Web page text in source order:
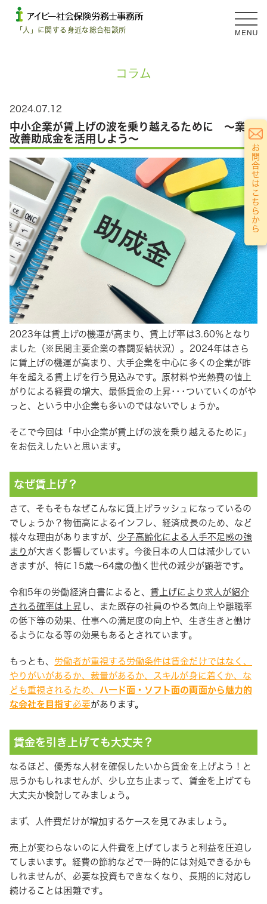
「人」に関する身近な総合相談所
お問合せはこちらから
コラム
2024.07.12
中小企業が賃上げの波を乗り越えるために ～業務
改善助成金を活用しよう～
2023年は賃上げの機運が高まり、賃上げ率は3.60％となり
ました（※民間主要企業の春闘妥結状況）。2024年はさら
に賃上げの機運が高まり、大手企業を中心に多くの企業が昨
年を超える賃上げを行う見込みです。原材料や光熱費の値上
がりによる経費の増大、最低賃金の上昇･･･ついていくのがや
っと、という中小企業も多いのではないでしょうか。
そこで今回は「中小企業が賃上げの波を乗り越えるために」
をお伝えしたいと思います。
なぜ賃上げ？
さて、そもそもなぜこんなに賃上げラッシュになっているの
でしょうか？物価高によるインフレ、経済成長のため、など
様々な理由がありますが、 少子高齢化による人手不足感の強
まり が大きく影響しています。今後日本の人口は減少してい
きますが、特に15歳～64歳の働く世代の減少が顕著です。
令和5年の労働経済白書によると、賃上げにより求人が紹介
される確率は上昇し、また既存の社員のやる気向上や離職率
の低下等の効果、仕事への満足度の向上や、生き生きと働け
るようになる等の効果もあるとされています。
もっとも、 労働者が重視する労働条件は賃金だけではなく、
やりがいがあるか、裁量があるか、スキルが身に着くか、な
ども重視されるため、 ハード面・ソフト面の両面から魅力的
な会社を目指す必要があります。
賃金を引き上げても大丈夫？
なるほど、優秀な人材を確保したいから賃金を上げよう！と
思うかもしれませんが、少し立ち止まって、賃金を上げても
大丈夫か検討してみましょう。
まず、人件費だけが増加するケースを見てみましょう。
売上が変わらないのに人件費を上げてしまうと利益を圧迫し
てしまいます。経費の節約などで一時的には対処できるかも
しれませんが、必要な投資もできなくなり、長期的に対応し
続けることは困難です。